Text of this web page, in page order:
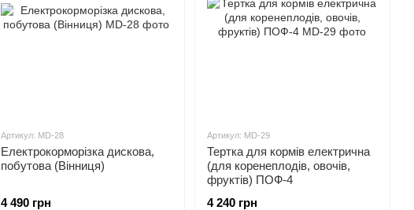
Артикул: MD-28
Електрокорморізка дискова,
побутова (Вінниця)
4 490 грн
Артикул: MD-29
Тертка для кормів електрична
(для коренеплодів, овочів,
фруктів) ПОФ-4
4 240 грн